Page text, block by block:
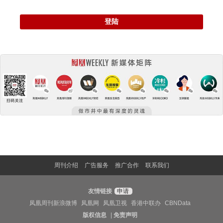
登陆
周刊介绍 广告服务 推广合作 联系我们
友情链接
申请
凤凰周刊新浪微博
凤凰网 凤凰卫视 香港中联办
CBNData
版权信息
|免责声明